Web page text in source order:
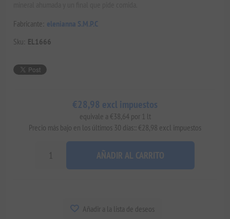
Fabricante: elenianna S.M.P.C
Sku: EL1666
€28,98 excl impuestos
equivale a €38,64 por 1 lt
Precio más bajo en los últimos 30 días:: €28,98 excl impuestos
AÑADIR AL CARRITO
Añadir a la lista de deseos